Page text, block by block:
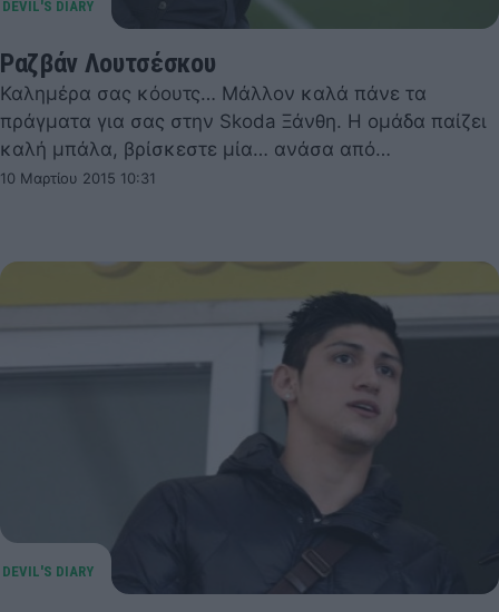
Ραζβάν Λουτσέσκου
Καλημέρα σας κόουτς… Μάλλον καλά πάνε τα
πράγματα για σας στην Skoda Ξάνθη. Η ομάδα παίζει
καλή μπάλα, βρίσκεστε μία… ανάσα από…
10 Μαρτίου 2015 10:31